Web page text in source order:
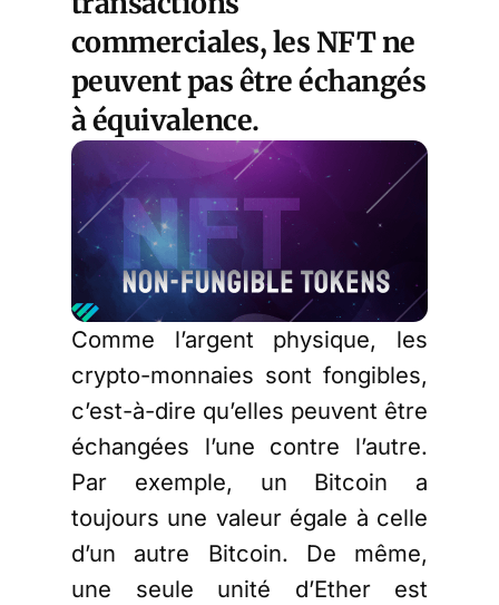
commerciales, les NFT ne
peuvent pas être échangés
à équivalence.
Comme l’argent physique, les
crypto-monnaies sont fongibles,
c’est-à-dire qu’elles peuvent être
échangées l’une contre l’autre.
Par exemple, un Bitcoin a
toujours une valeur égale à celle
d’un autre Bitcoin. De même,
une seule unité d’Ether est